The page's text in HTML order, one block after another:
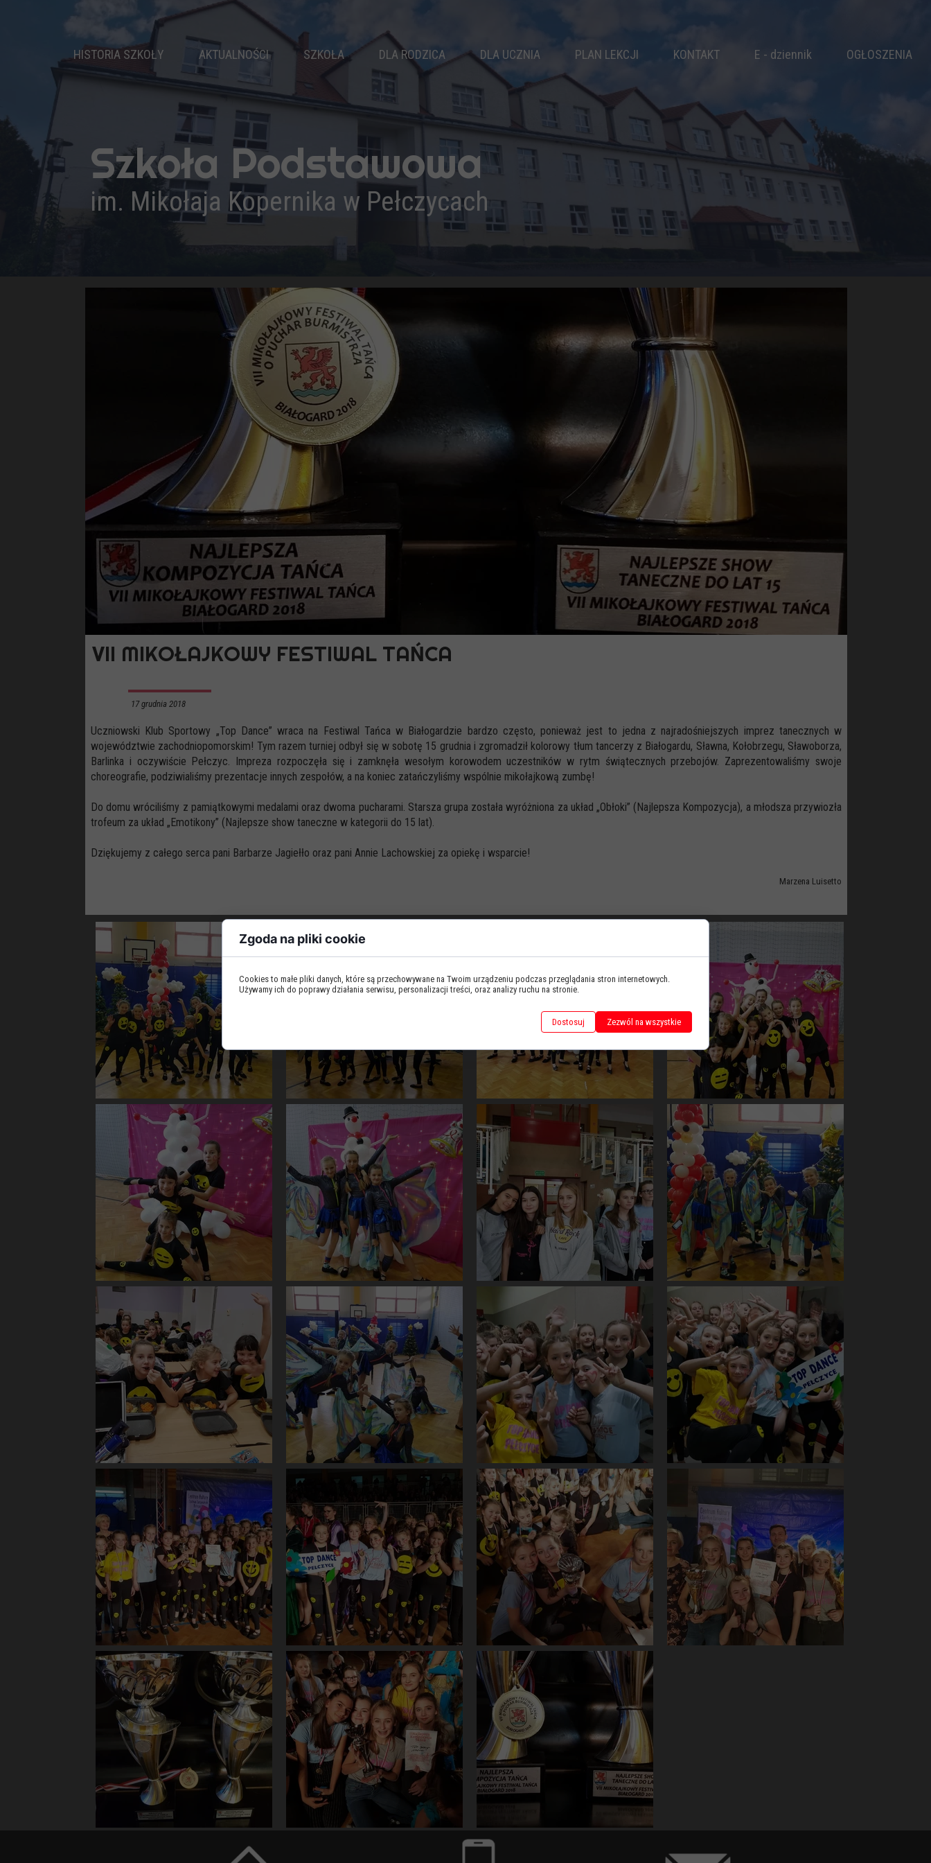
Uczniowski Klub Sportowy „Top Dance” wraca na Festiwal Tańca w Białogardzie bardzo często, ponieważ jest to jedna z najradośniejszych imprez tanecznych w
województwie zachodniopomorskim! Tym razem turniej odbył się w sobotę 15 grudnia i zgromadził kolorowy tłum tancerzy z Białogardu, Sławna, Kołobrzegu, Sławoborza,
Barlinka i oczywiście Pełczyc. Impreza rozpoczęła się i zamknęła wesołym korowodem uczestników w rytm świątecznych przebojów. Zaprezentowaliśmy swoje
choreografie, podziwialiśmy prezentacje innych zespołów, a na koniec zatańczyliśmy wspólnie mikołajkową zumbę!
Do domu wróciliśmy z pamiątkowymi medalami oraz dwoma pucharami. Starsza grupa została wyróżniona za układ „Obłoki” (Najlepsza Kompozycja), a młodsza przywiozła
trofeum za układ „Emotikony” (Najlepsze show taneczne w kategorii do 15 lat).
Dziękujemy z całego serca pani Barbarze Jagiełło oraz pani Annie Lachowskiej za opiekę i wsparcie!
Marzena Luisetto
HISTORIA SZKOŁY
PRYMUSI
KADRA PEDAGOGICZNA
ADMINISTRACJA I OBSŁUGA
AKTUALNOŚCI SZKOŁA
KLASY
PEDAGOG
LOGOPEDA
PSYCHOLOG
PROJEKTY
DLA RODZICA
RADA RODZICÓW
KALENDARZ ROKU
DZWONKI
ŚWIETLICA
KOMUNIKATY
REKRUTACJA
DLA UCZNIA
SAMORZĄD
KOŁA ZAINTERESOWAŃ
ZAJĘCIA SPORTOWE
ZAJĘCIA WYRÓWNAWCZE
PLAN LEKCJI KONTAKT E - dziennik OGŁOSZENIA
Szkoła Podstawowa
im. Mikołaja Kopernika w Pełczycach
17 grudnia 2018
VII MIKOŁAJKOWY FESTIWAL TAŃCA
Zgoda na pliki cookie
Cookies to małe pliki danych, które są przechowywane na Twoim urządzeniu podczas przeglądania stron internetowych.
Używamy ich do poprawy działania serwisu, personalizacji treści, oraz analizy ruchu na stronie.
Dostosuj Zezwól na wszystkie